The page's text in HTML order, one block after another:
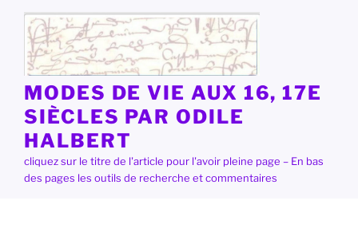
contenu
principal
MODES DE VIE AUX 16, 17E
SIÈCLES PAR ODILE
HALBERT
cliquez sur le titre de l'article pour l'avoir pleine page – En bas
des pages les outils de recherche et commentaires